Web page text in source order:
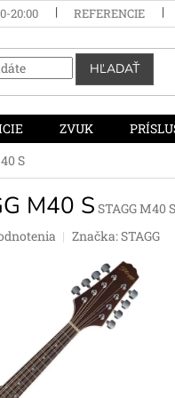
20:00 REFERENCIE
HĽADAŤ
ZVUK
S
M40 S STAGG M40 S
Značka:STAGG